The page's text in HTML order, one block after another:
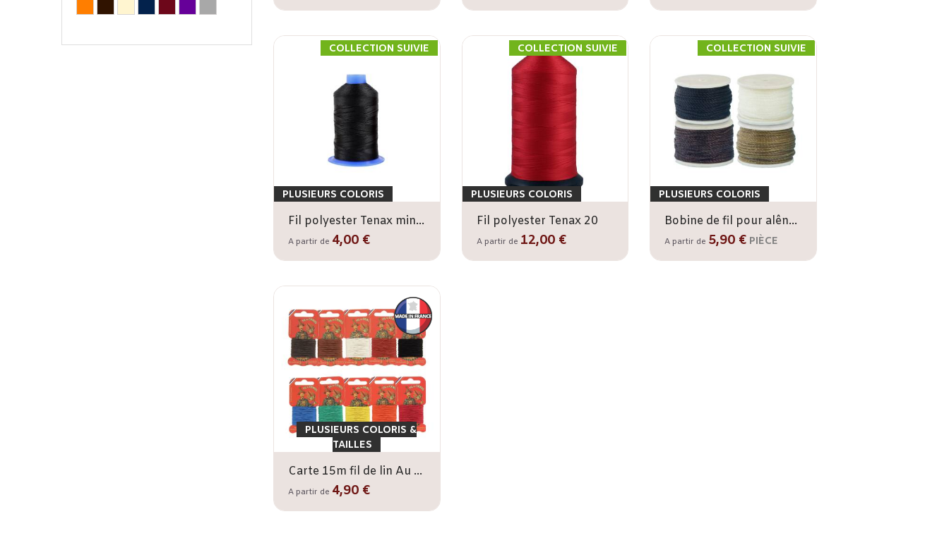
PLUSIEURS COLORIS
COLLECTION SUIVIE
Fil polyester Tenax mini 60
A partir de 4,00 €
PLUSIEURS COLORIS
COLLECTION SUIVIE
Fil polyester Tenax 20
A partir de 12,00 €
PLUSIEURS COLORIS
COLLECTION SUIVIE
Bobine de fil pour alêne automatique IVAN
A partir de 5,90 € PIÈCE
PLUSIEURS COLORIS &
TAILLES
Carte 15m fil de lin Au Chinois
A partir de 4,90 €